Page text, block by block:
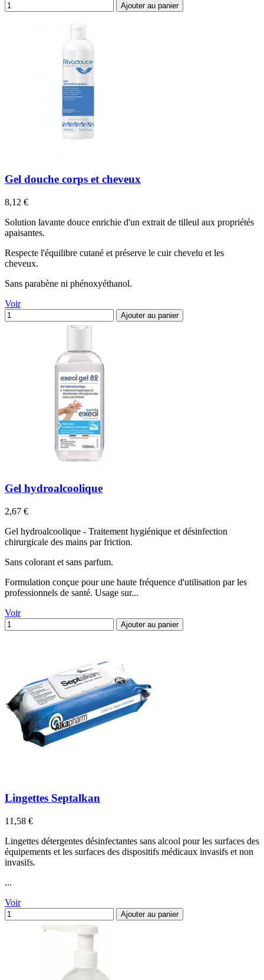
Ajouter au panier
Gel douche corps et cheveux
8,12 €Prix
Solution lavante douce enrichie d'un extrait de tilleul aux propriétés
apaisantes.
Respecte l'équilibre cutané et préserve le cuir chevelu et les
cheveux.
Sans parabène ni phénoxyéthanol.
Voir
Ajouter au panier
Gel hydroalcoolique
2,67 €Prix
Gel hydroalcoolique - Traitement hygiénique et désinfection
chirurgicale des mains par friction.
Sans colorant et sans parfum.
Formulation conçue pour une haute fréquence d'utilisation par les
professionnels de santé. Usage sur...
Voir
Ajouter au panier
Lingettes Septalkan
11,58 €Prix
Lingettes détergentes désinfectantes sans alcool pour les surfaces des
équipements et les surfaces des dispositifs médicaux invasifs et non
invasifs.
...
Voir
Ajouter au panier